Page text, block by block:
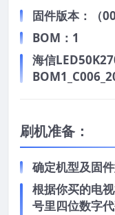
固件版本：（
BOM：1
海信
刷机准备：
确定机型及固
根据你买的电
号里四位数字